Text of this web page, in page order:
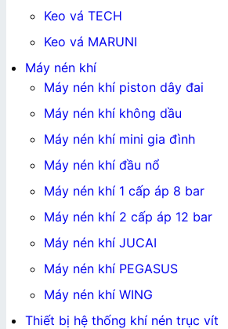
Keo vá TECH
Keo vá MARUNI
Máy nén khí
Máy nén khí piston dây đai
Máy nén khí không dầu
Máy nén khí mini gia đình
Máy nén khí đầu nổ
Máy nén khí 1 cấp áp 8 bar
Máy nén khí 2 cấp áp 12 bar
Máy nén khí JUCAI
Máy nén khí PEGASUS
Máy nén khí WING
Thiết bị hệ thống khí nén trục vít